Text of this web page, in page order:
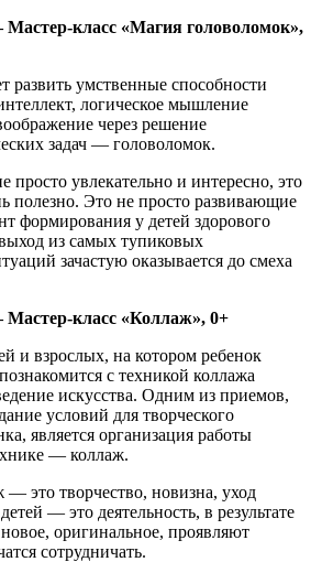
класс «Магия головоломок»,
развить умственные способности
логическое мышление
через решение
задач — головоломок.
увлекательно и интересно, это
полезно. Это не просто развивающие
формирования у детей здорового
из самых тупиковых
зачастую оказывается до смеха
класс «Коллаж», 0+
и взрослых, на котором ребенок
с техникой коллажа
искусства. Одним из приемов,
условий для творческого
является организация работы
— коллаж.
— это творчество, новизна, уход
— это деятельность, в результате
оригинальное, проявляют
сотрудничать.